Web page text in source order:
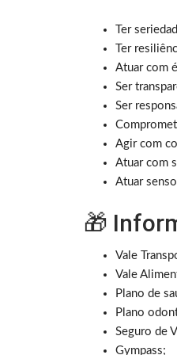
Ter
Ter
Atuar com
Ser
Ser
Agir com
Atuar com
Atuar
🎁
Vale
Vale
Plano de
Plano
Seguro de
Gympass;